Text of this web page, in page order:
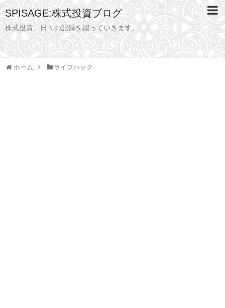
SPISAGE:株式投資ブログ
株式投資、日々の記録を綴っていきます。
ホーム ライフハック